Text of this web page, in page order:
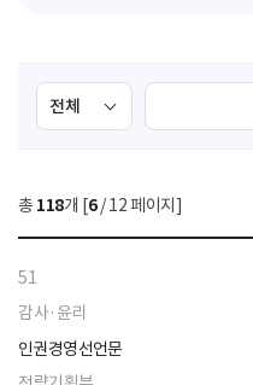
검
색
선
택
색
총 118개 [6/ 12 페이지]
51
감사·윤리
인권경영선언문